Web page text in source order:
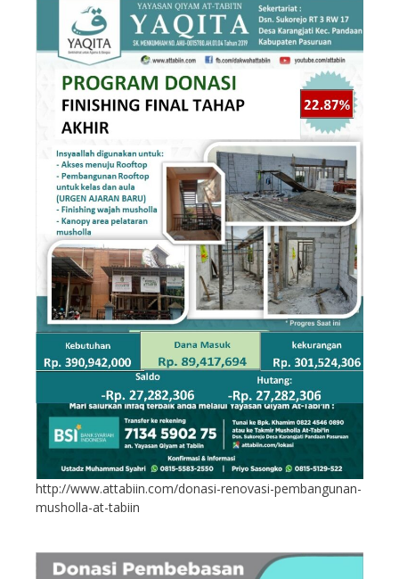
http://www.attabiin.com/donasi-renovasi-pembangunan-
musholla-at-tabiin